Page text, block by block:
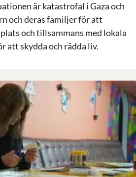
är katastrofal i Gaza och
och deras familjer för att
och tillsammans med lokala
att skydda och rädda liv.